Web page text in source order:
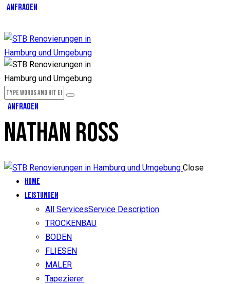
ANFRAGEN
ANFRAGEN
NATHAN ROSS
Close
Home
LEISTUNGEN
All ServicesService Description
TROCKENBAU
BODEN
FLIESEN
MALER
Tapezierer